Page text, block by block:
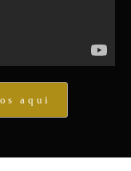
aqui